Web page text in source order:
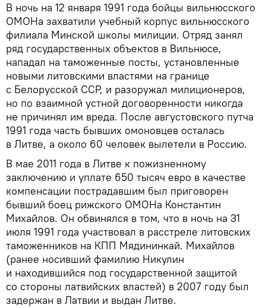
В ночь на 12 января 1991 года бойцы вильнюсского
ОМОНа захватили учебный корпус вильнюсского
филиала Минской школы милиции. Отряд занял
ряд государственных объектов в Вильнюсе,
нападал на таможенные посты, установленные
новыми литовскими властями на границе
с Белорусской ССР, и разоружал милиционеров,
но по взаимной устной договоренности никогда
не причинял им вреда. После августовского путча
1991 года часть бывших омоновцев осталась
в Литве, а около 60 человек вылетели в Россию.
В мае 2011 года в Литве к пожизненному
заключению и уплате 650 тысяч евро в качестве
компенсации пострадавшим был приговорен
бывший боец рижского ОМОНа Константин
Михайлов. Он обвинялся в том, что в ночь на 31
июля 1991 года участвовал в расстреле литовских
таможенников на КПП Мядининкай. Михайлов
(ранее носивший фамилию Никулин
и находившийся под государственной защитой
со стороны латвийских властей) в 2007 году был
задержан в Латвии и выдан Литве.